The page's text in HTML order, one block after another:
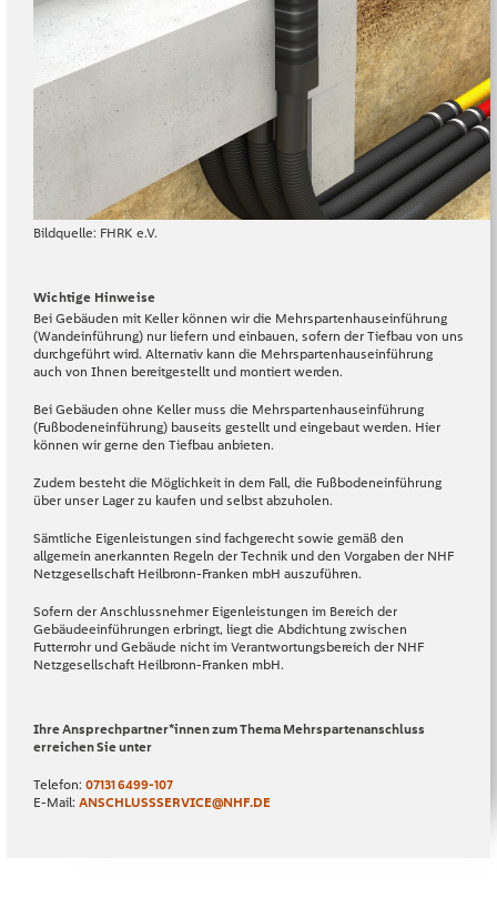
Bildquelle: FHRK e.V.
Wichtige Hinweise
Bei Gebäuden mit Keller können wir die Mehrspartenhauseinführung
(Wandeinführung) nur liefern und einbauen, sofern der Tiefbau von uns
durchgeführt wird. Alternativ kann die Mehrspartenhauseinführung
auch von Ihnen bereitgestellt und montiert werden.
Bei Gebäuden ohne Keller muss die Mehrspartenhauseinführung
(Fußbodeneinführung) bauseits gestellt und eingebaut werden. Hier
können wir gerne den Tiefbau anbieten.
Zudem besteht die Möglichkeit in dem Fall, die Fußbodeneinführung
über unser Lager zu kaufen und selbst abzuholen.
Sämtliche Eigenleistungen sind fachgerecht sowie gemäß den
allgemein anerkannten Regeln der Technik und den Vorgaben der NHF
Netzgesellschaft Heilbronn-Franken mbH auszuführen.
Sofern der Anschlussnehmer Eigenleistungen im Bereich der
Gebäudeeinführungen erbringt, liegt die Abdichtung zwischen
Futterrohr und Gebäude nicht im Verantwortungsbereich der NHF
Netzgesellschaft Heilbronn-Franken mbH.
Ihre Ansprechpartner*innen zum Thema Mehrspartenanschluss
erreichen Sie unter
Telefon: 07131 6499-107
E-Mail: ANSCHLUSSSERVICE@NHF.DE